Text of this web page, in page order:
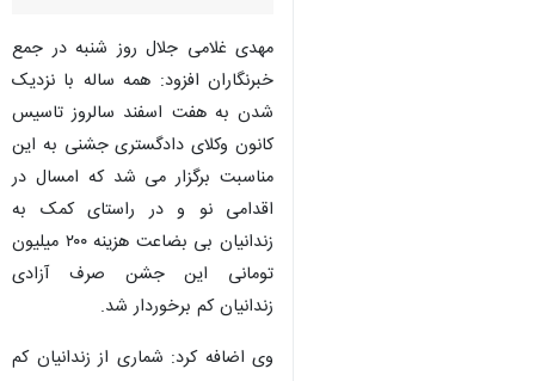
مهدی غلامی جلال روز شنبه در جمع
خبرنگاران افزود: همه ساله با نزدیک
شدن به هفت اسفند سالروز تاسیس
کانون وکلای دادگستری جشنی به این
مناسبت برگزار می شد که امسال در
اقدامی نو و در راستای کمک به
زندانیان بی بضاعت هزینه ۲۰۰ میلیون
تومانی این جشن صرف آزادی
زندانیان کم برخوردار شد.
وی اضافه کرد: شماری از زندانیان کم